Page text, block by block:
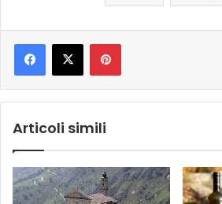
Pinterest
Articoli simili